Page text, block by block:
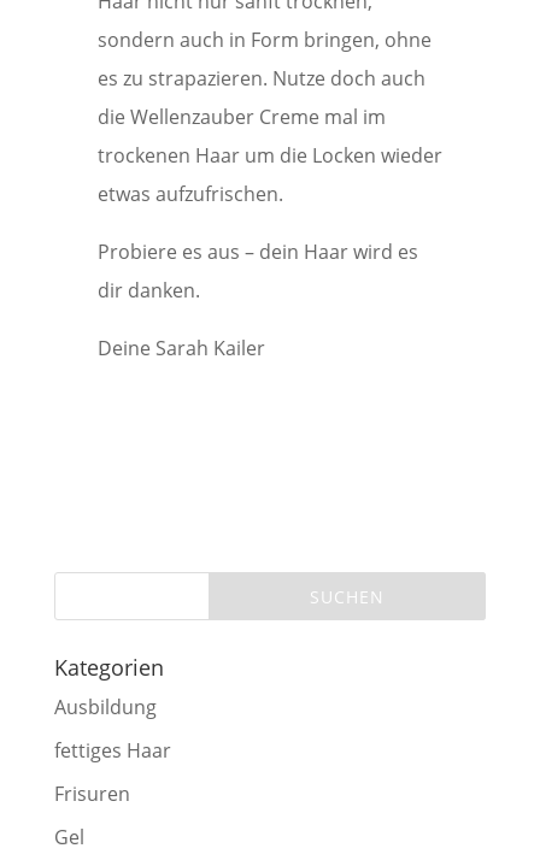
sondern auch in Form bringen, ohne
es zu strapazieren. Nutze doch auch
die Wellenzauber Creme mal im
trockenen Haar um die Locken wieder
etwas aufzufrischen.
Probiere es aus – dein Haar wird es
dir danken.
Deine Sarah Kailer
Kategorien
Ausbildung
fettiges Haar
Frisuren
Gel